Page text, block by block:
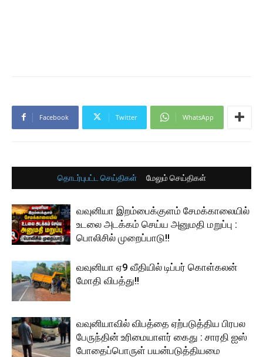
Facebook Twitter WhatsApp
தொடர்புபட்ட செய்திகள் மேலும் செய்திகள்
வவுனியா இறம்பைக்குளம் சேமக்காலையில்
உடலை அடக்கம் செய்ய அனுமதி மறுப்பு :
பொலிசில் முறைப்பாடு!!
வவுனியா ஏ9 வீதியில் டிப்பர் கொள்கலன்
மோதி விபத்து!!
வவுனியாவில் விபத்தை ஏற்படுத்திய பிரபல
பேருந்தின் உரிமையாளர் கைது : சாரதி ஐஸ்
போதைப்பொருள் பயன்படுத்தியமை